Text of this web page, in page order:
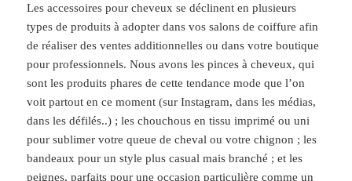
Les accessoires pour cheveux se déclinent en plusieurs
types de produits à adopter dans vos salons de coiffure afin
de réaliser des ventes additionnelles ou dans votre boutique
pour professionnels. Nous avons les pinces à cheveux, qui
sont les produits phares de cette tendance mode que l’on
voit partout en ce moment (sur Instagram, dans les médias,
dans les défilés..) ; les chouchous en tissu imprimé ou uni
pour sublimer votre queue de cheval ou votre chignon ; les
bandeaux pour un style plus casual mais branché ; et les
peignes, parfaits pour une occasion particulière comme un